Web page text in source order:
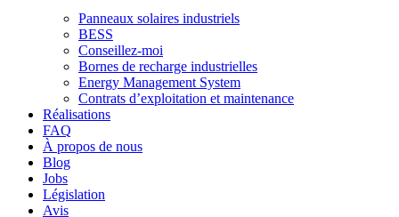
Panneaux solaires industriels
BESS
Conseillez-moi
Bornes de recharge industrielles
Energy Management System
Contrats d’exploitation et maintenance
Réalisations
FAQ
À propos de nous
Blog
Jobs
Législation
Avis